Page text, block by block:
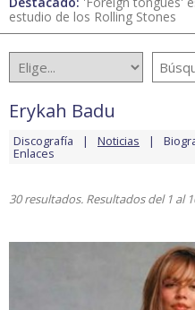
estudio de los Rolling Stones
Erykah Badu
Discografía Noticias
Enlaces
30 resultados. Resultados del 1 al